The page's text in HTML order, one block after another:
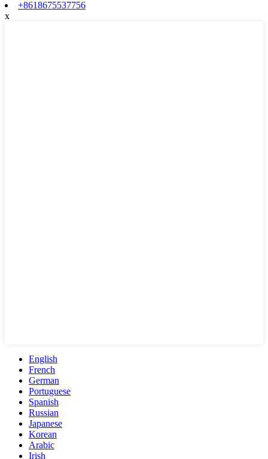
+8618675537756
x
English
French
German
Portuguese
Spanish
Russian
Japanese
Korean
Arabic
Irish